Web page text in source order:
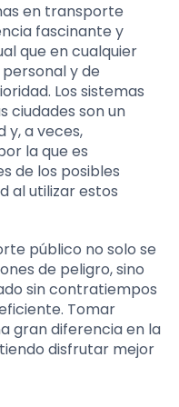
en transporte
fascinante y
que en cualquier
y de
Los sistemas
ciudades son un
y, a veces,
la que es
de los posibles
al utilizar estos
público no solo se
de peligro, sino
sin contratiempos
Tomar
gran diferencia en la
disfrutar mejor